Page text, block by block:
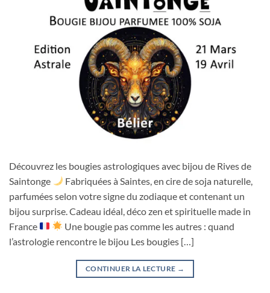
Découvrez les bougies astrologiques avec bijou de Rives de
Saintonge
Fabriquées à Saintes, en cire de soja naturelle,
parfumées selon votre signe du zodiaque et contenant un
bijou surprise. Cadeau idéal, déco zen et spirituelle made in
France
Une bougie pas comme les autres : quand
l’astrologie rencontre le bijou Les bougies […]
CONTINUER LA LECTURE →